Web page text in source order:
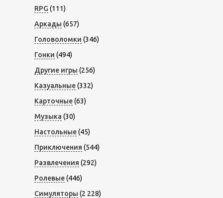
RPG (111)
Аркады (657)
Головоломки (346)
Гонки (494)
Другие игры (256)
Казуальные(332)
Карточные(63)
Музыка (30)
Настольные(45)
Приключения (544)
Развлечения (292)
Ролевые(446)
Симуляторы (2 228)